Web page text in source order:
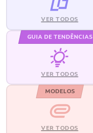
VER TODOS
GUIA DE TENDÊNCIAS
VER TODOS
MODELOS
VER TODOS